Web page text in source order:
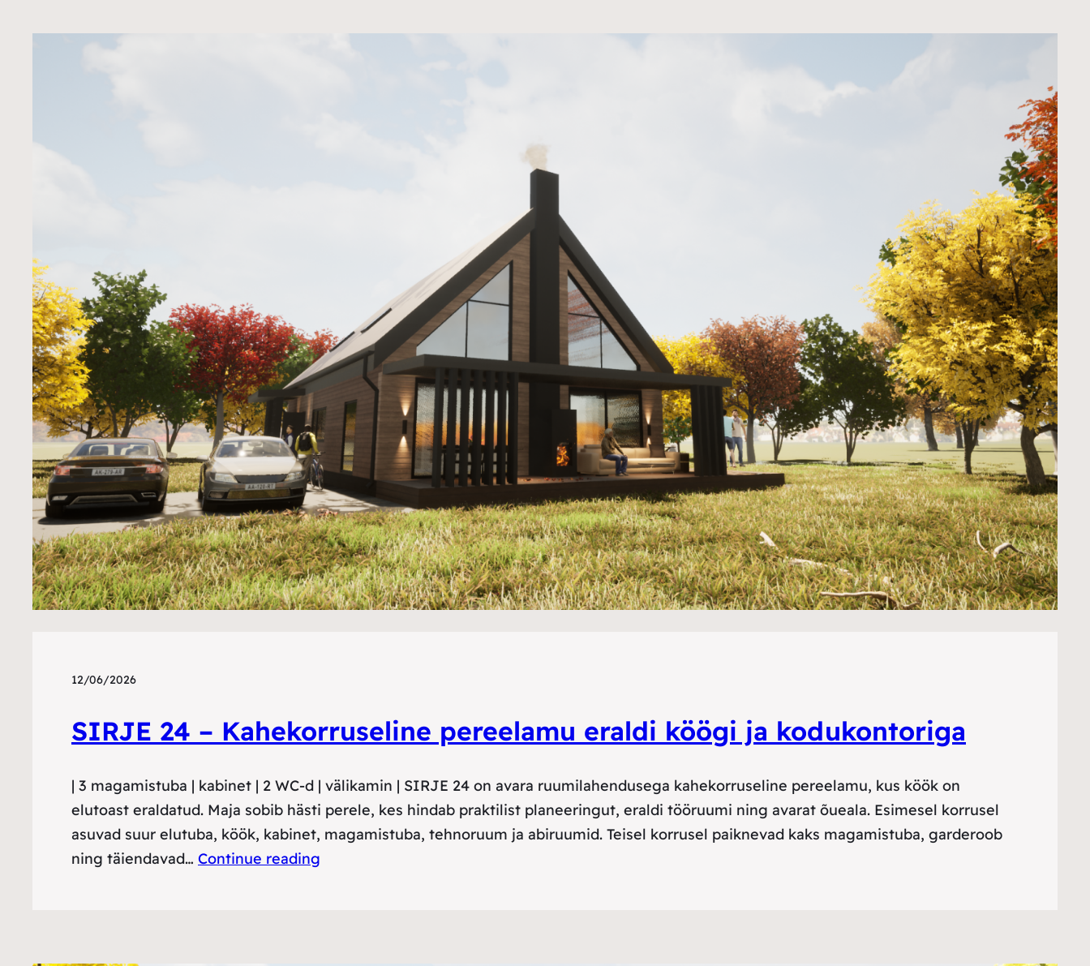
12/06/2026
SIRJE 24 – Kahekorruseline pereelamu eraldi köögi ja kodukontoriga
| 3 magamistuba | kabinet | 2 WC-d | välikamin | SIRJE 24 on avara ruumilahendusega kahekorruseline pereelamu, kus köök on
elutoast eraldatud. Maja sobib hästi perele, kes hindab praktilist planeeringut, eraldi tööruumi ning avarat õueala. Esimesel korrusel
asuvad suur elutuba, köök, kabinet, magamistuba, tehnoruum ja abiruumid. Teisel korrusel paiknevad kaks magamistuba, garderoob
ning täiendavad… Continue reading